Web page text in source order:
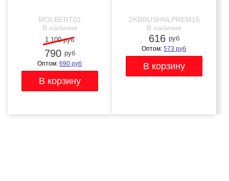
MOLBERT01
В наличии
1 100 руб
790 руб
Оптом:690 руб
2KBRUSHNLPREM15
В наличии
616 руб
Оптом:573 руб